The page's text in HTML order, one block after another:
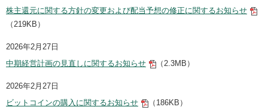
株主還元に関する方針の変更および配当予想の修正に関するお知らせ
（219KB）
2026年2月27日
中期経営計画の見直しに関するお知らせ
（2.3MB）
2026年2月27日
ビットコインの購入に関するお知らせ
（186KB）